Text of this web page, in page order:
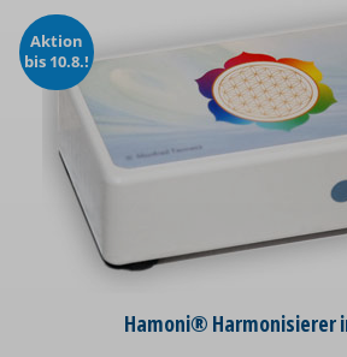
Aktion
bis 10.8.!
Hamoni® Harmonisierer